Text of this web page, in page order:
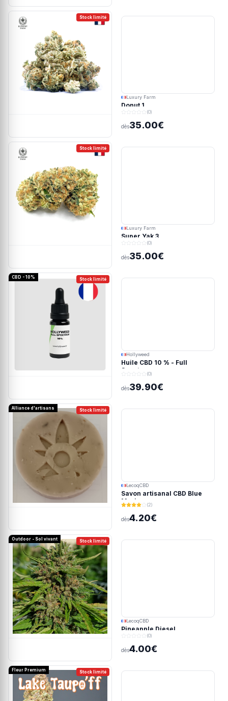
Stock limité
Luxury Farm
Donut 1
(0)
dès35.00€
Stock limité
Luxury Farm
Super Yak 3
(0)
dès35.00€
Stock limité
CBD - 10%
Hollyweed
Huile CBD 10 % - Full
Spectrum
(0)
dès39.90€
Stock limité
Alliance d'artisans
LecoqCBD
Savon artisanal CBD Blue
Meringue
(2)
dès4.20€
Stock limité
Outdoor - Sol vivant
LecoqCBD
Pineapple Diesel
(0)
dès4.00€
Stock limité
Fleur Premium